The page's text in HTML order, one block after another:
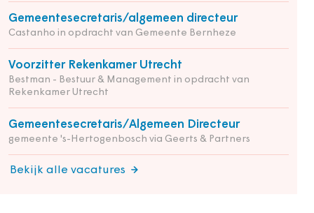
Gemeentesecretaris/algemeen directeur
Castanho in opdracht van Gemeente Bernheze
Voorzitter Rekenkamer Utrecht
Bestman - Bestuur & Management in opdracht van
Rekenkamer Utrecht
Gemeentesecretaris/Algemeen Directeur
gemeente 's-Hertogenbosch via Geerts & Partners
Bekijk alle vacatures